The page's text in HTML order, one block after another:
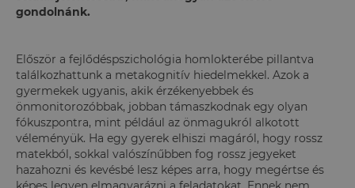
gondolnánk.
Először a fejlődéspszichológia homlokterébe pillantva
találkozhattunk a metakognitív hiedelmekkel. Azok a
gyermekek ugyanis, akik érzékenyebbek és
önmonitorozóbbak, jobban támaszkodnak egy olyan
fókuszpontra, mint például az önmagukról alkotott
véleményük. Ha egy gyerek elhiszi magáról, hogy rossz
matekból, sokkal valószínűbben fog rossz jegyeket
hazahozni és kevésbé lesz képes arra, hogy megértse és